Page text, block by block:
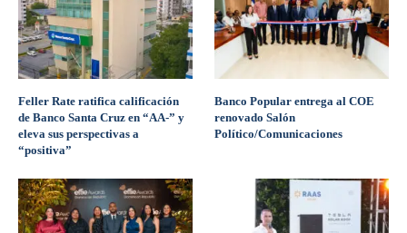
Feller Rate ratifica calificación
de Banco Santa Cruz en “AA-” y
eleva sus perspectivas a
“positiva”
Banco Popular entrega al COE
renovado Salón
Político/Comunicaciones